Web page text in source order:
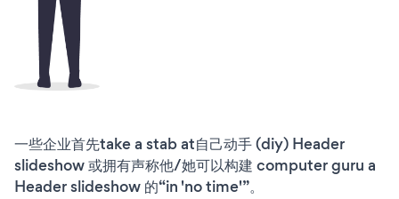
一些企业首先take a stab at自己动手 (diy) Header
slideshow 或拥有声称他/她可以构建 computer guru a
Header slideshow 的“in 'no time'”。